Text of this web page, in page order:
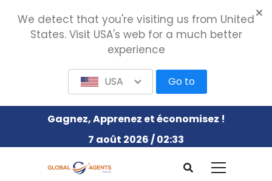
Gagnez, Apprenez et économisez !
7 août 2026 / 02:33
We detect that you're visiting us from United
States. Visit USA's web for a much better
experience
USA Go to